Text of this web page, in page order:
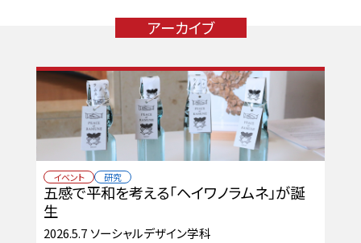
アーカイブ
イベント 研究
五感で平和を考える「ヘイワノラムネ」が誕
生
2026.5.7 ソーシャルデザイン学科